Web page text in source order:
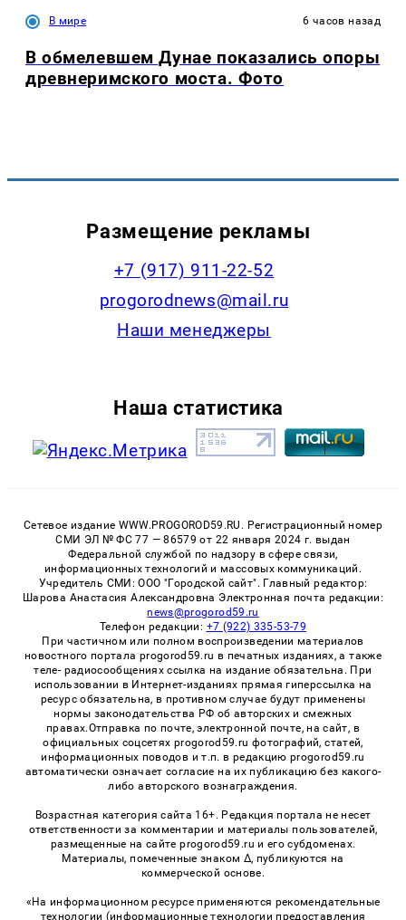
В мире 6 часов назад
В обмелевшем Дунае показались опоры
древнеримского моста. Фото
Размещение рекламы
+7 (917) 911-22-52
progorodnews@mail.ru
Наши менеджеры
Наша статистика
Сетевое издание WWW.PROGOROD59.RU. Регистрационный номер
СМИ ЭЛ № ФС 77 — 86579 от 22 января 2024 г. выдан
Федеральной службой по надзору в сфере связи,
информационных технологий и массовых коммуникаций.
Учредитель СМИ: ООО "Городской сайт". Главный редактор:
Шарова Анастасия Александровна Электронная почта редакции:
news@progorod59.ru
Телефон редакции: +7 (922) 335-53-79
При частичном или полном воспроизведении материалов
новостного портала progorod59.ru в печатных изданиях, а также
теле- радиосообщениях ссылка на издание обязательна. При
использовании в Интернет-изданиях прямая гиперссылка на
ресурс обязательна, в противном случае будут применены
нормы законодательства РФ об авторских и смежных
правах.Отправка по почте, электронной почте, на сайт, в
официальных соцсетях progorod59.ru фотографий, статей,
информационных поводов и т.п. в редакцию progorod59.ru
автоматически означает согласие на их публикацию без какого-
либо авторского вознаграждения.
Возрастная категория сайта 16+. Редакция портала не несет
ответственности за комментарии и материалы пользователей,
размещенные на сайте progorod59.ru и его субдоменах.
Материалы, помеченные знаком Δ, публикуются на
коммерческой основе.
«На информационном ресурсе применяются рекомендательные
технологии (информационные технологии предоставления